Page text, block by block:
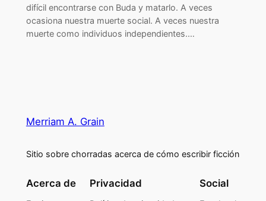
difícil encontrarse con Buda y matarlo. A veces
ocasiona nuestra muerte social. A veces nuestra
muerte como individuos independientes.…
Merriam A. Grain
Sitio sobre chorradas acerca de cómo escribir ficción
Acerca de Privacidad Social